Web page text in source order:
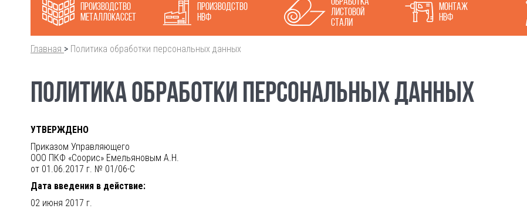
Производство
металлокасcет
Производство
НВФ
листовой
стали
Монтаж
НВФ
Главная > Политика обработки персональных данных
ПОЛИТИКА ОБРАБОТКИ ПЕРСОНАЛЬНЫХ ДАННЫХ
УТВЕРЖДЕНО
Приказом Управляющего
ООО ПКФ «Соорис» Емельяновым А.Н.
от 01.06.2017 г. № 01/06-С
Дата введения в действие:
02 июня 2017 г.